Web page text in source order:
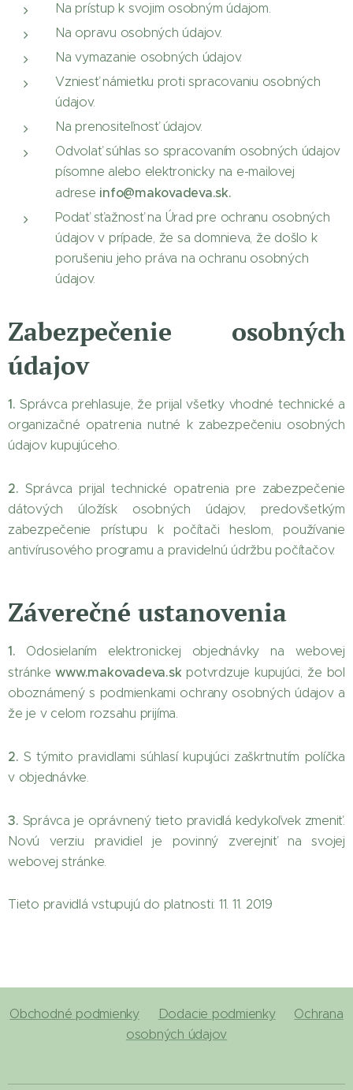
Na prístup k svojim osobným údajom.
Na opravu osobných údajov.
Na vymazanie osobných údajov.
Vzniesť námietku proti spracovaniu osobných
údajov.
Na prenositeľnosť údajov.
Odvolať súhlas so spracovaním osobných údajov
písomne alebo elektronicky na e-mailovej
adrese info@makovadeva.sk.
Podať sťažnosť na Úrad pre ochranu osobných
údajov v prípade, že sa domnieva, že došlo k
porušeniu jeho práva na ochranu osobných
údajov.
Zabezpečenie osobných
údajov
1. Správca prehlasuje, že prijal všetky vhodné technické a
organizačné opatrenia nutné k zabezpečeniu osobných
údajov kupujúceho.
2. Správca prijal technické opatrenia pre zabezpečenie
dátových úložísk osobných údajov, predovšetkým
zabezpečenie prístupu k počítači heslom, používanie
antivírusového programu a pravidelnú údržbu počítačov.
Záverečné ustanovenia
1. Odosielaním elektronickej objednávky na webovej
stránkewww.makovadeva.skpotvrdzuje kupujúci, že bol
oboznámený s podmienkami ochrany osobných údajov a
že je v celom rozsahu prijíma.
2. S týmito pravidlami súhlasí kupujúci zaškrtnutím políčka
v objednávke.
3. Správca je oprávnený tieto pravidlá kedykoľvek zmeniť.
Novú verziu pravidiel je povinný zverejniť na svojej
webovej stránke.
Tieto pravidlá vstupujú do platnosti: 11. 11. 2019
Obchodné podmienky Dodacie podmienky
Ochrana
osobných údajov